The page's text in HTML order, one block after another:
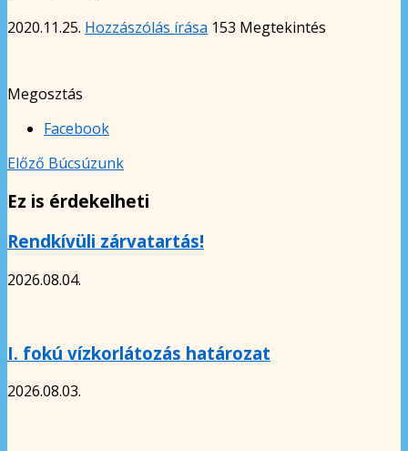
2020.11.25. Hozzászólás írása 153 Megtekintés
Megosztás
Facebook
Előző Búcsúzunk
Ez is érdekelheti
Rendkívüli zárvatartás!
2026.08.04.
I. fokú vízkorlátozás határozat
2026.08.03.